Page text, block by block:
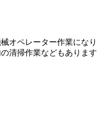
オペレーター作業にな
清掃作業などもあります